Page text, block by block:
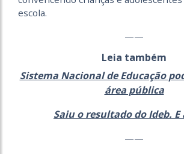
escola.
——
Leia também
Sistema Nacional de Educação
área pública
Saiu o resultado do Ideb. E
——